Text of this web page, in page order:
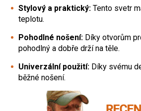
Stylový a praktický: Tento svetr
teplotu.
Pohodlné nošení: Díky otvorům
pohodlný a dobře drží na těle.
Univerzální použití: Díky svému
běžné nošení.